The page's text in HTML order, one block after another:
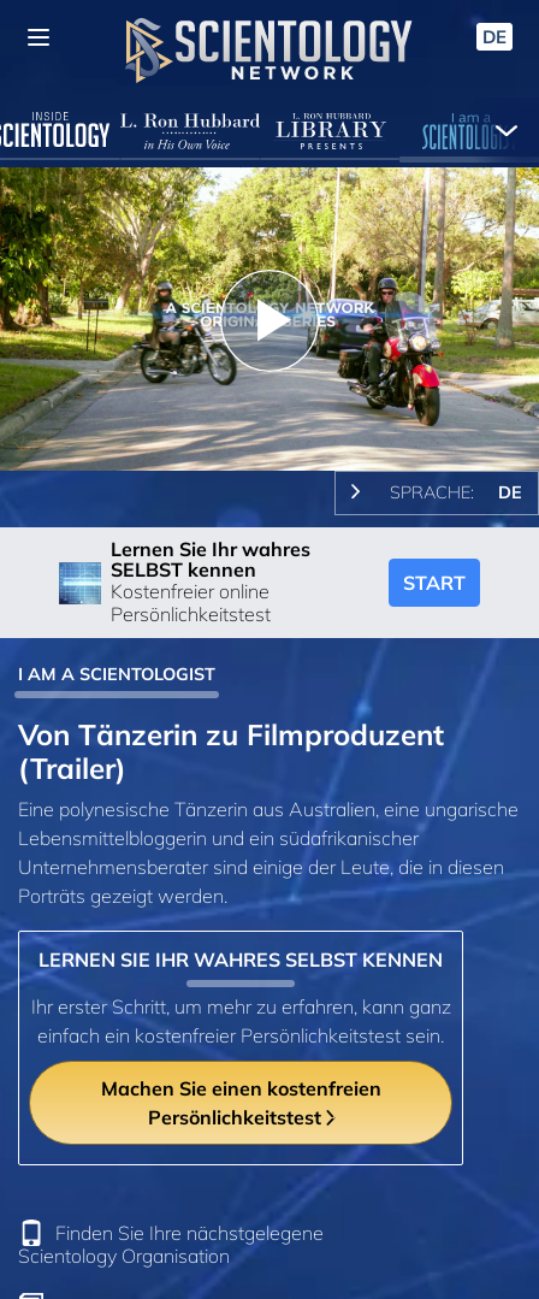
DE
Play
Video
SPRACHE: DE
Lernen Sie Ihr wahres
SELBST kennen
Kostenfreier online
Persönlichkeitstest
START
I AM A SCIENTOLOGIST
Von Tänzerin zu Filmproduzent
(Trailer)
Eine polynesische Tänzerin aus Australien, eine ungarische
Lebensmittelbloggerin und ein südafrikanischer
Unternehmensberater sind einige der Leute, die in diesen
Porträts gezeigt werden.
LERNEN SIE IHR WAHRES SELBST KENNEN
Ihr erster Schritt, um mehr zu erfahren, kann ganz
einfach ein kostenfreier Persönlichkeitstest sein.
Machen Sie einen kostenfreien
Persönlichkeitstest
Finden Sie Ihre nächstgelegene
Scientology Organisation